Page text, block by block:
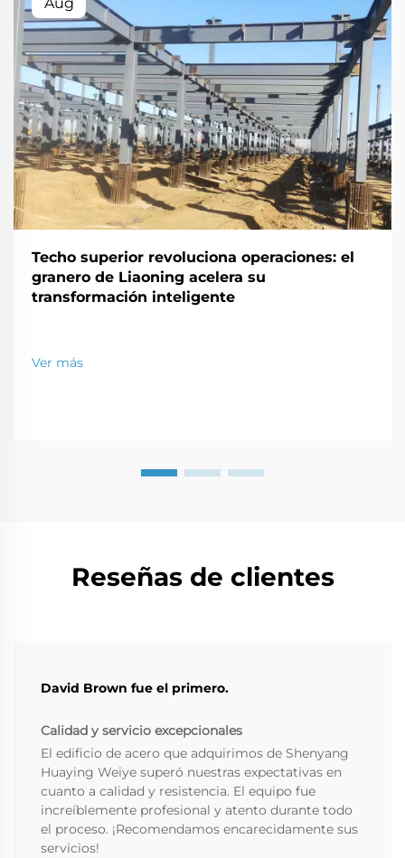
Techo superior revoluciona operaciones: el
granero de Liaoning acelera su
transformación inteligente
Ver más
Reseñas de clientes
David Brown fue el primero.
Calidad y servicio excepcionales
El edificio de acero que adquirimos de Shenyang
Huaying Weiye superó nuestras expectativas en
cuanto a calidad y resistencia. El equipo fue
increíblemente profesional y atento durante todo
el proceso. ¡Recomendamos encarecidamente sus
servicios!